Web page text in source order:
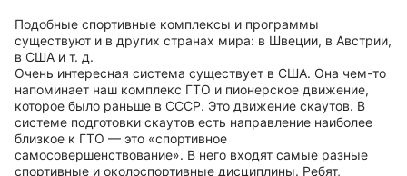
Подобные спортивные комплексы и программы
существуют и в других странах мира: в Швеции, в Австрии,
в США и т. д.
Очень интересная система существует в США. Она чем-то
напоминает наш комплекс ГТО и пионерское движение,
которое было раньше в СССР. Это движение скаутов. В
системе подготовки скаутов есть направление наиболее
близкое к ГТО — это «спортивное
самосовершенствование». В него входят самые разные
спортивные и околоспортивные дисциплины. Ребят,